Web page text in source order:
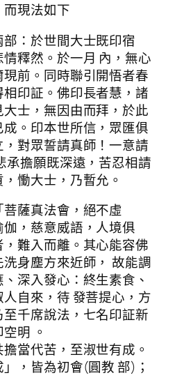
而現法如下
：於世間大士既印宿
釋然。於一月 內，無心
前。同時聯引開悟者春
印証。佛印長者慧，諸
士，無因由而拜，於此
。印本世所信，眾匯俱
對眾誓請真師！一意請
承擔願既深遠，苦忍相請
慟大士，乃暫允。
薩真法會，絕不虛
，慈意威語，人境俱
難入而離。其心能容佛
身塵方來近師， 故能調
深入發心：終生素食、
自來，待 發菩提心，方
千席說法，七名印証新
明 。
代苦，至淑世有成。
」，皆為初會(圓教 部)；